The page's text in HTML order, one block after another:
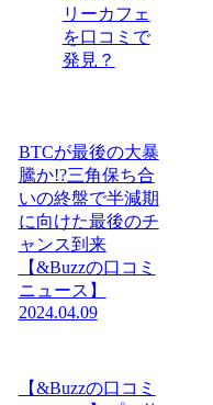
リーカフェ
を口コミで
発見？
BTCが最後の大暴
騰か!?三角保ち合
いの終盤で半減期
に向けた最後のチ
ャンス到来
【&Buzzの口コミ
ニュース】
2024.04.09
【&Buzzの口コミ